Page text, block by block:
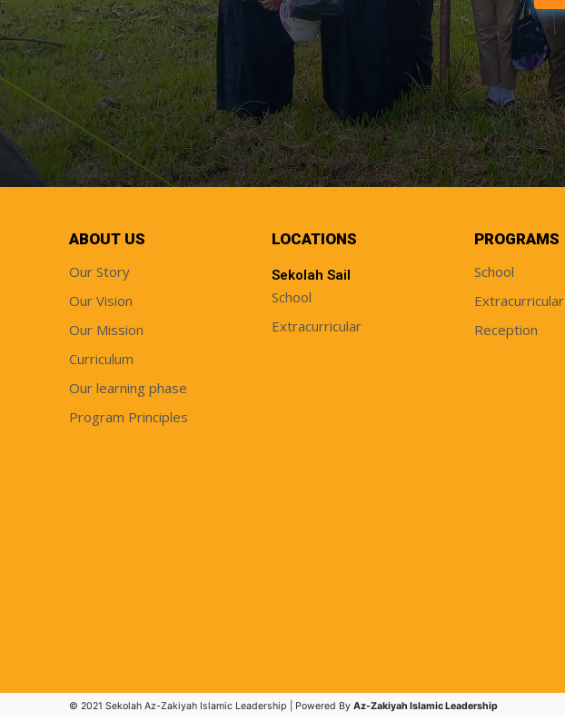
ABOUT US
Our Story
Our Vision
Our Mission
Curriculum
Our learning phase
Program Principles
LOCATIONS
Sekolah Sail
School
Extracurricular
PROGRAMS
School
Extracurricular
Reception
© 2021 Sekolah Az-Zakiyah Islamic Leadership | Powered By Az-Zakiyah Islamic Leadership